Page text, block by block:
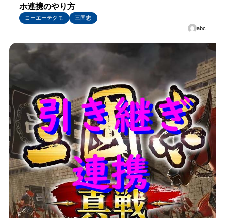
ホ連携のやり方
コーエーテクモ
三国志
abc